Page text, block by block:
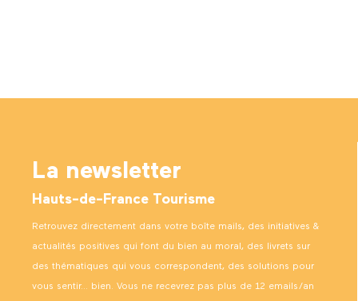
La newsletter
Hauts-de-France Tourisme
Retrouvez directement dans votre boîte mails, des initiatives &
actualités positives qui font du bien au moral, des livrets sur
des thématiques qui vous correspondent, des solutions pour
vous sentir… bien. Vous ne recevrez pas plus de 12 emails/an